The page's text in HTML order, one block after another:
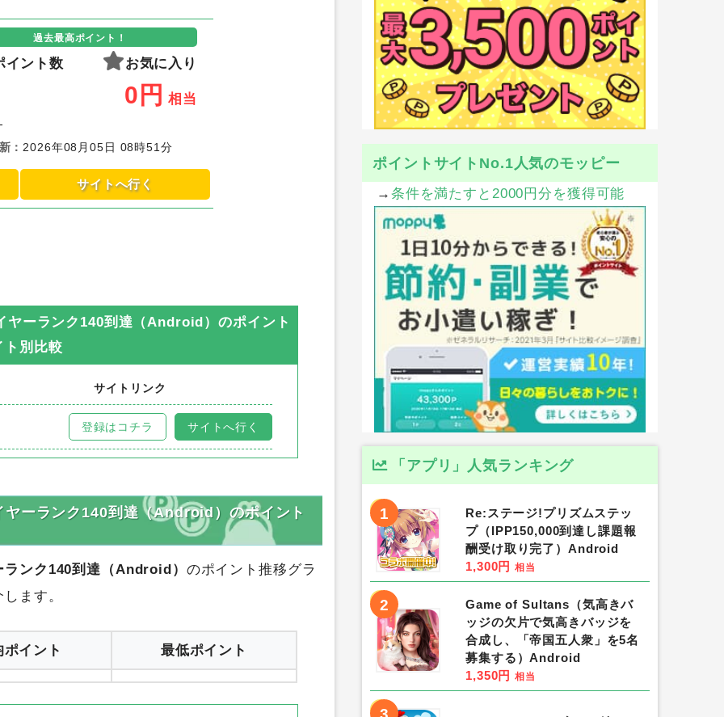
過去最高ポイント！
イント数 お気に入り
0 円 相当
： 2026年08月05日 08時51分
サイトへ行く
ヤーランク140到達（Android）のポイント
ト別比較
サイトリンク
登録はコチラ サイトへ行く
ーランク140到達（Android）のポイント
ンク140到達（Android） のポイント推移グラ
ます。
ポイント 最低ポイント
ポイントサイトNo.1人気のモッピー
→ 条件を満たすと2000円分を獲得可能
「アプリ」人気ランキング
1
Re:ステージ!プリズムステッ
プ（IPP150,000到達し課題報
酬受け取り完了）Android
1,300円 相当
2
Game of Sultans（気高きバ
ッジの欠片で気高きバッジを
合成し、「帝国五人衆」を5名
募集する）Android
1,350円 相当